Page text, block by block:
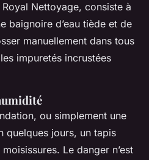
Nettoyage, consiste à
baignoire d’eau tiède et de
manuellement dans tous
impuretés incrustées
ou simplement une
quelques jours, un tapis
Le danger n’est